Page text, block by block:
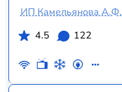
ИП Камельянова А.Ф.
4.5
122